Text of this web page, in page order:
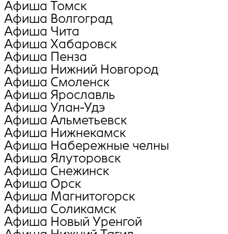
Афиша Томск
Афиша Волгоград
Афиша Чита
Афиша Хабаровск
Афиша Пенза
Афиша Нижний Новгород
Афиша Смоленск
Афиша Ярославль
Афиша Улан-Удэ
Афиша Альметьевск
Афиша Нижнекамск
Афиша Набережные челны
Афиша Ялуторовск
Афиша Снежинск
Афиша Орск
Афиша Магнитогорск
Афиша Соликамск
Афиша Новый Уренгой